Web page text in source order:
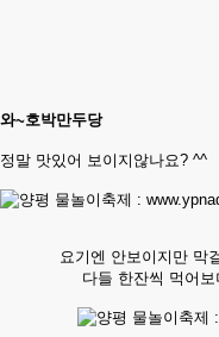
와~호박만두당
정말 맛있어 보이지않나요? ^^
요기엔 안보이지만 막
다들 한잔씩 먹어